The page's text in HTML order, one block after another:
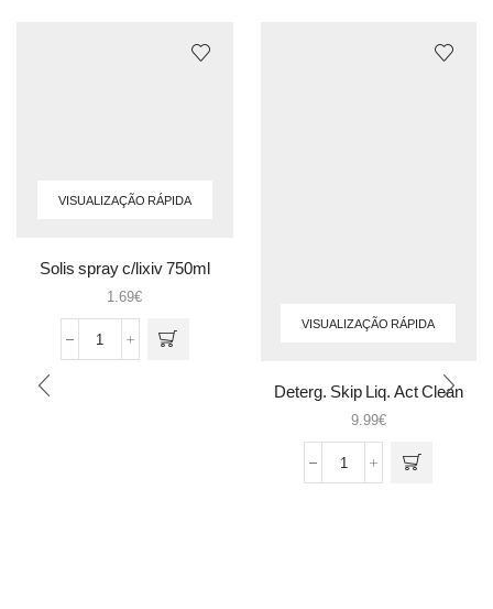
VISUALIZAÇÃO RÁPIDA
Solis spray c/lixiv 750ml
1.69€
Quantidade
VISUALIZAÇÃO RÁPIDA
Deterg. Skip Liq. Act Clean
85cc
9.99€
Quantidade